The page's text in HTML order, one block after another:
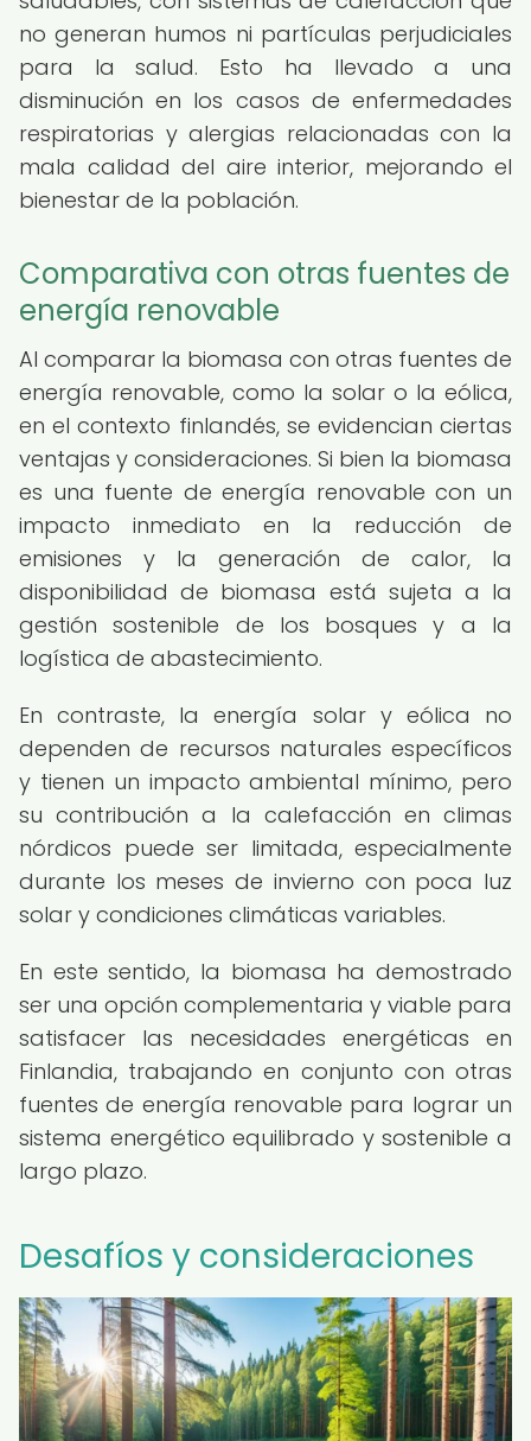
no generan humos ni partículas perjudiciales
para la salud. Esto ha llevado a una
disminución en los casos de enfermedades
respiratorias y alergias relacionadas con la
mala calidad del aire interior, mejorando el
bienestar de la población.
Comparativa con otras fuentes de
energía renovable
Al comparar la biomasa con otras fuentes de
energía renovable, como la solar o la eólica,
en el contexto finlandés, se evidencian ciertas
ventajas y consideraciones. Si bien la biomasa
es una fuente de energía renovable con un
impacto inmediato en la reducción de
emisiones y la generación de calor, la
disponibilidad de biomasa está sujeta a la
gestión sostenible de los bosques y a la
logística de abastecimiento.
En contraste, la energía solar y eólica no
dependen de recursos naturales específicos
y tienen un impacto ambiental mínimo, pero
su contribución a la calefacción en climas
nórdicos puede ser limitada, especialmente
durante los meses de invierno con poca luz
solar y condiciones climáticas variables.
En este sentido, la biomasa ha demostrado
ser una opción complementaria y viable para
satisfacer las necesidades energéticas en
Finlandia, trabajando en conjunto con otras
fuentes de energía renovable para lograr un
sistema energético equilibrado y sostenible a
largo plazo.
Desafíos y consideraciones